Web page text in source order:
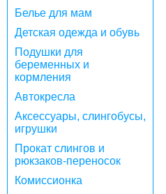
Белье для мам
Детская одежда и обувь
Подушки для
беременных и
кормления
Автокресла
Аксессуары, слингобусы,
игрушки
Прокат слингов и
рюкзаков-переносок
Комиссионка